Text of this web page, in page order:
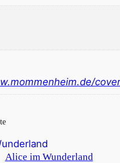
Alice im Wunderland